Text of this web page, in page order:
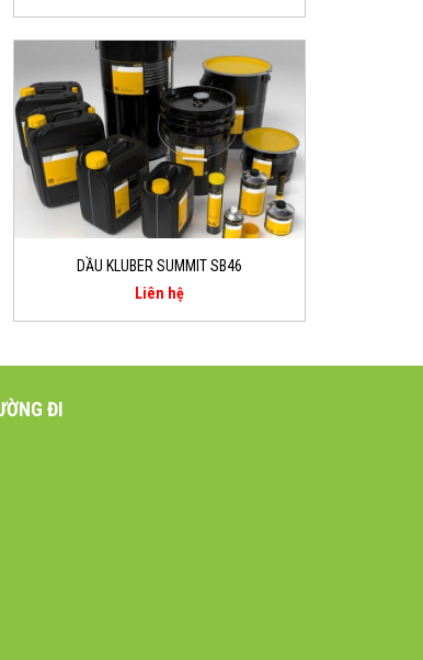
DẦU KLUBER SUMMIT SB46
Liên hệ
ĐI